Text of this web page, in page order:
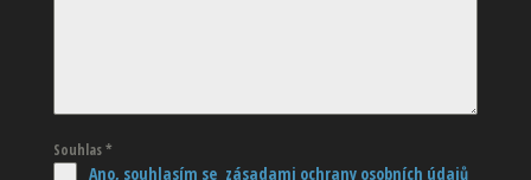
Souhlas*
Ano, souhlasím se zásadami ochrany osobních údajů